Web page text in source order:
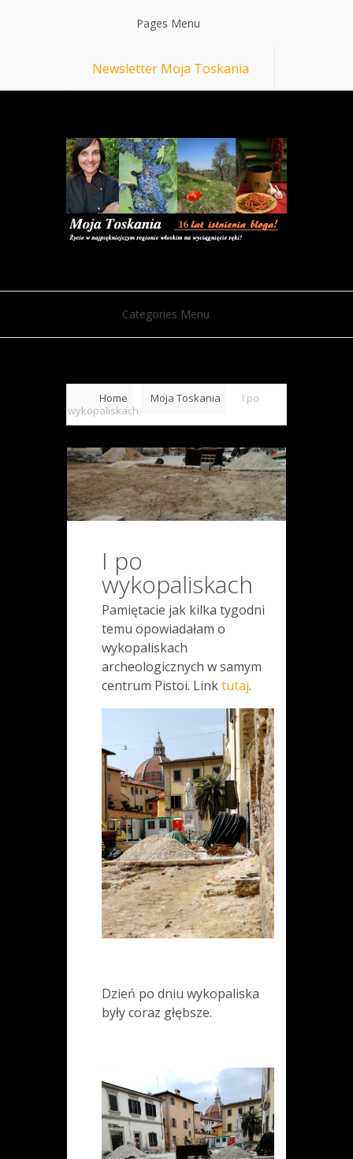
Pages Menu
Newsletter Moja Toskania
Categories Menu
Home Moja Toskania
I po
wykopaliskach
I po
wykopaliskach
Pamiętacie jak kilka tygodni
temu opowiadałam o
wykopaliskach
archeologicznych w samym
centrum Pistoi. Linktutaj.
Dzień po dniu wykopaliska
były coraz głębsze.